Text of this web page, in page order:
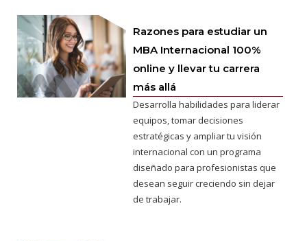
Razones para estudiar un
MBA Internacional 100%
online y llevar tu carrera
más allá
Desarrolla habilidades para liderar
equipos, tomar decisiones
estratégicas y ampliar tu visión
internacional con un programa
diseñado para profesionistas que
desean seguir creciendo sin dejar
de trabajar.